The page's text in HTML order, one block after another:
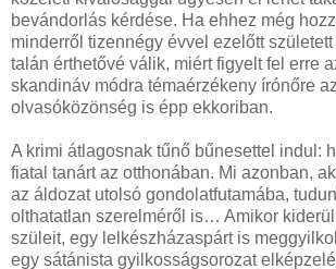
bevándorlás kérdése. Ha ehhez még
minderről tizennégy évvel ezelőtt
talán érthetővé válik, miért figyelt fel erre
skandináv módra témaérzékeny írónőre
olvasóközönség is épp ekkoriban.
A krimi átlagosnak tűnő bűnesettel indul:
fiatal tanárt az otthonában. Mi azonban,
az áldozat utolsó gondolatfutamába,
olthatatlan szerelméről is… Amikor
szüleit, egy lelkészházaspárt is
egy sátánista gyilkosságsorozat